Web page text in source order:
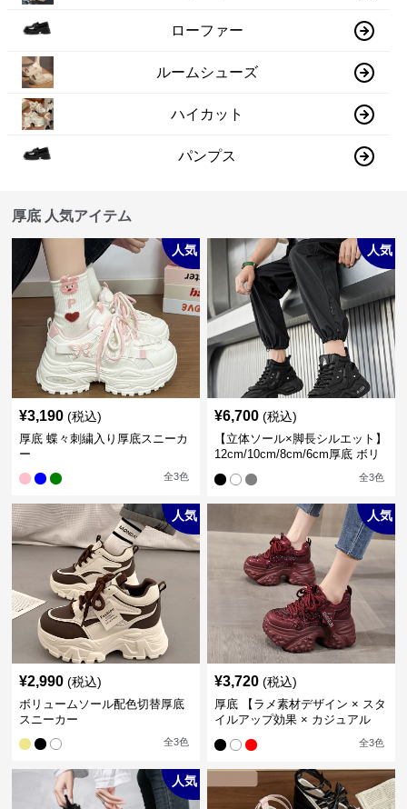
ローファー
ルームシューズ
ハイカット
パンプス
厚底 人気アイテム
人気
¥3,190 (税込)
厚底 蝶々刺繍入り厚底スニーカ
ー
全3色
人気
¥6,700 (税込)
【立体ソール×脚長シルエット】
12cm/10cm/8cm/6cm厚底 ボリ
ュームソール立体設計ハイカッ
トスニーカー｜スニーカー・ハ
イカット
全3色
人気
¥2,990 (税込)
ボリュームソール配色切替厚底
スニーカー
全3色
人気
¥3,720 (税込)
厚底 【ラメ素材デザイン × スタ
イルアップ効果 × カジュアル
系】厚底デザインスニーカー
全3色
人気